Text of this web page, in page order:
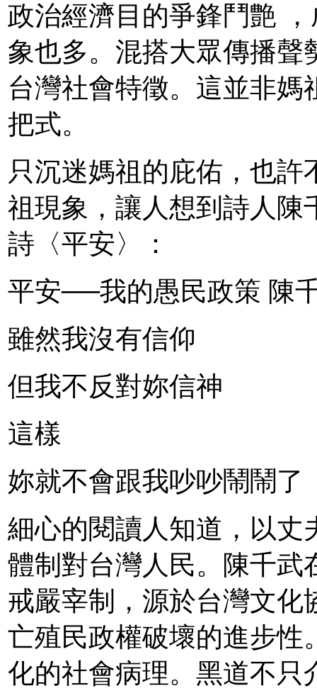
政治經濟目的爭鋒鬥艶
象也多。混搭大眾傳播聲
台灣社會特徵。這並非
把式。
只沉迷媽祖的庇佑，也
祖現象，讓人想到詩人陳
詩〈平安〉：
平安──我的愚民政策 陳
雖然我沒有信仰
但我不反對妳信神
這樣
妳就不會跟我吵吵鬧鬧了
細心的閱讀人知道，以丈
體制對台灣人民。陳千武
戒嚴宰制，源於台灣文化
亡殖民政權破壞的進步性
化的社會病理。黑道不只